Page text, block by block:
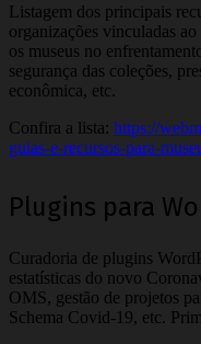
Listagem dos principais
organizações vinculadas
os museus no
segurança das coleções,
econômica, etc.
Confira a lista: https://
guias-e-recursos-para-
Plugins para
Curadoria de plugins
estatísticas do novo
OMS, gestão de projetos
Schema Covid-19, etc.